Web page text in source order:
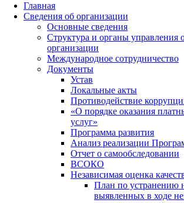
Главная
Сведения об организации
Основные сведения
Структура и органы управления
организации
Международное сотрудничество
Документы
Устав
Локальные акты
Противодействие
«О порядке оказания
услуг»
Программа развития
Анализ реализации
Отчет о самообследовании
ВСОКО
Независимая оценка
План по устранению
выявленных в ходе